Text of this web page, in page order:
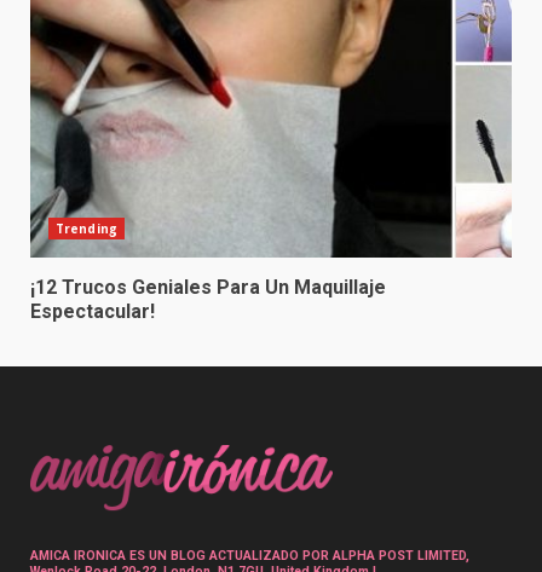
Trending
¡12 Trucos Geniales Para Un Maquillaje
Espectacular!
AMICA IRONICA ES UN BLOG ACTUALIZADO POR ALPHA POST LIMITED,